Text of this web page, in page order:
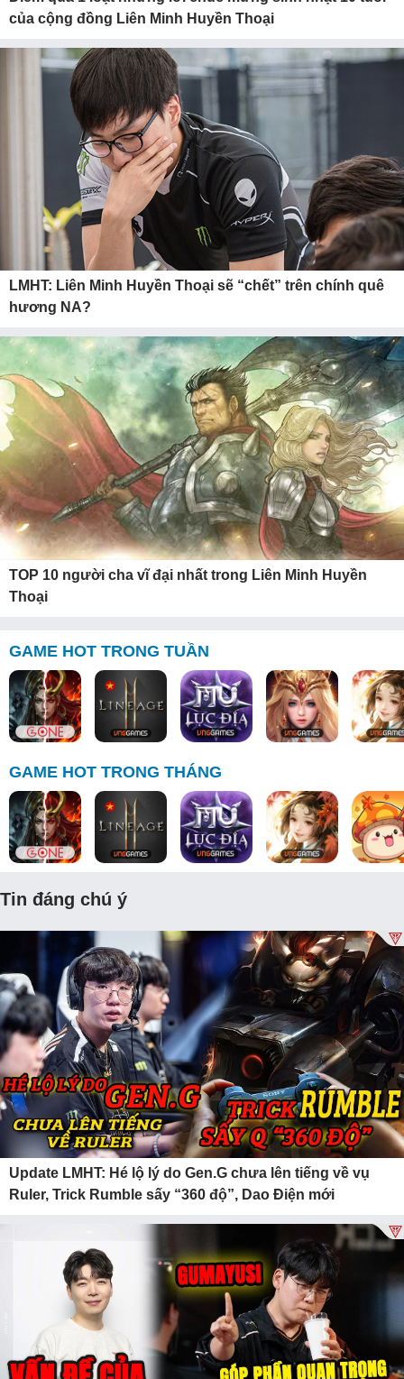
của cộng đồng Liên Minh Huyền Thoại
LMHT: Liên Minh Huyền Thoại sẽ “chết” trên chính quê
hương NA?
TOP 10 người cha vĩ đại nhất trong Liên Minh Huyền
Thoại
GAME HOT TRONG TUẦN
GAME HOT TRONG THÁNG
Tin đáng chú ý
Update LMHT: Hé lộ lý do Gen.G chưa lên tiếng về vụ
Ruler, Trick Rumble sấy “360 độ”, Dao Điện mới